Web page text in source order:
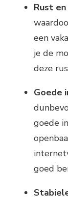
Rust
een
je de
deze
Goede
goede
goed